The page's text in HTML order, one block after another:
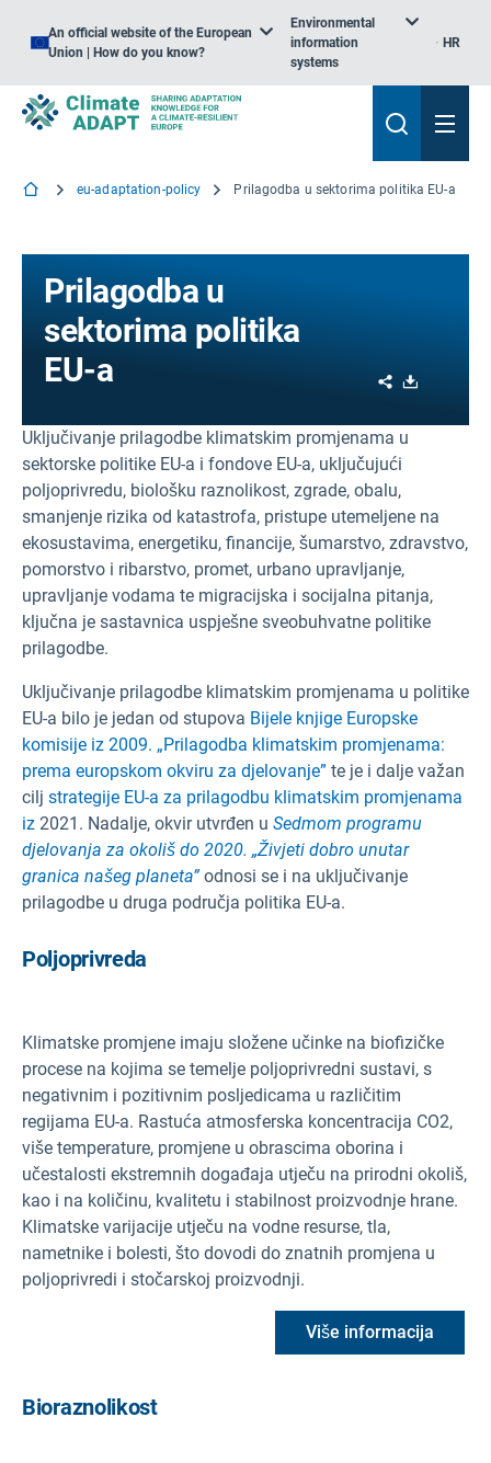
An official website of the European
Union | How do you know?
Environmental
information
systems
HR
eu-adaptation-policy Prilagodba u sektorima politika EU-a
Prilagodba u
sektorima politika
EU-a
Share
Uključivanje prilagodbe klimatskim promjenama u
sektorske politike EU-a i fondove EU-a, uključujući
poljoprivredu, biološku raznolikost, zgrade, obalu,
smanjenje rizika od katastrofa, pristupe utemeljene na
ekosustavima, energetiku, financije, šumarstvo, zdravstvo,
pomorstvo i ribarstvo, promet, urbano upravljanje,
upravljanje vodama te migracijska i socijalna pitanja,
ključna je sastavnica uspješne sveobuhvatne politike
prilagodbe.
Uključivanje prilagodbe klimatskim promjenama u politike
EU-a bilo je jedan od stupova Bijele knjige Europske
komisije iz 2009. „Prilagodba klimatskim promjenama:
prema europskom okviru za djelovanje” te je i dalje važan
cilj strategije EU-a za prilagodbu klimatskim promjenama
iz 2021. Nadalje, okvir utvrđen u Sedmom programu
djelovanja za okoliš do 2020. „Živjeti dobro unutar
granica našeg planeta”odnosi se i na uključivanje
prilagodbe u druga područja politika EU-a.
Poljoprivreda
Klimatske promjene imaju složene učinke na biofizičke
procese na kojima se temelje poljoprivredni sustavi, s
negativnim i pozitivnim posljedicama u različitim
regijama EU-a. Rastuća atmosferska koncentracija CO2,
više temperature, promjene u obrascima oborina i
učestalosti ekstremnih događaja utječu na prirodni okoliš,
kao i na količinu, kvalitetu i stabilnost proizvodnje hrane.
Klimatske varijacije utječu na vodne resurse, tla,
nametnike i bolesti, što dovodi do znatnih promjena u
poljoprivredi i stočarskoj proizvodnji.
Više informacija
Bioraznolikost